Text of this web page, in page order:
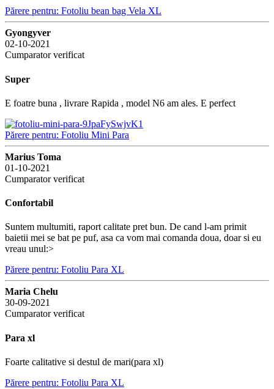
Părere pentru: Fotoliu bean bag Vela XL
Gyongyver
02-10-2021
Cumparator verificat
Super
E foatre buna , livrare Rapida , model N6 am ales. E perfect
Părere pentru: Fotoliu Mini Para
Marius Toma
01-10-2021
Cumparator verificat
Confortabil
Suntem multumiti, raport calitate pret bun. De cand l-am primit
baietii mei se bat pe puf, asa ca vom mai comanda doua, doar si eu
vreau unul:>
Părere pentru: Fotoliu Para XL
Maria Chelu
30-09-2021
Cumparator verificat
Para xl
Foarte calitative si destul de mari(para xl)
Părere pentru: Fotoliu Para XL